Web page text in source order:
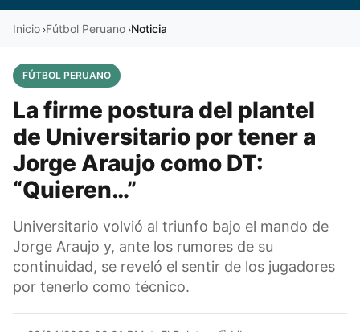
Inicio ›Fútbol Peruano ›Noticia
FÚTBOL PERUANO
La firme postura del plantel
de Universitario por tener a
Jorge Araujo como DT:
“Quieren…”
Universitario volvió al triunfo bajo el mando de
Jorge Araujo y, ante los rumores de su
continuidad, se reveló el sentir de los jugadores
por tenerlo como técnico.